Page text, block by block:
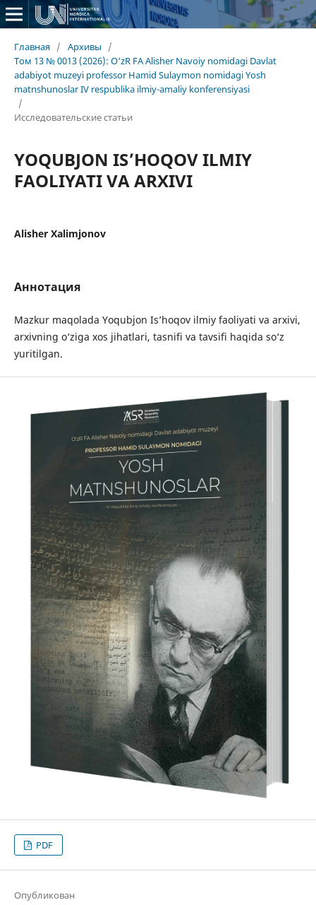
Главная / Архивы
/
Том 13 № 0013 (2026): O‘zR FA Alisher Navoiy nomidagi Davlat
adabiyot muzeyi professor Hamid Sulaymon nomidagi Yosh
matnshunoslar IV respublika ilmiy-amaliy konferensiyasi
/
Исследовательские статьи
YOQUBJON IS’HOQOV ILMIY
FAOLIYATI VA ARXIVI
Alisher Xalimjonov
Аннотация
Mazkur maqolada Yoqubjon Is’hoqov ilmiy faoliyati va arxivi,
arxivning o‘ziga xos jihatlari, tasnifi va tavsifi haqida so‘z
yuritilgan.
PDF
Опубликован